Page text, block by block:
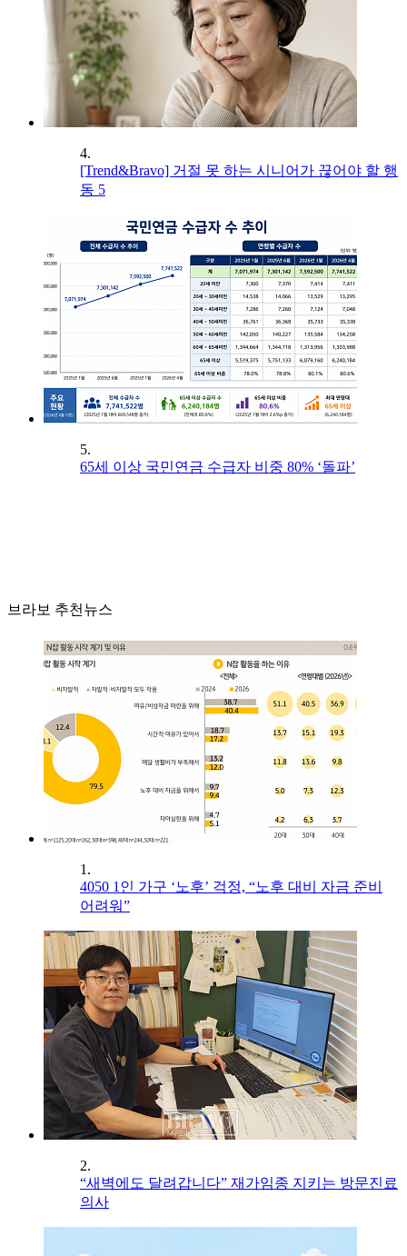
4.
[Trend&Bravo] 거절 못 하는 시니어가 끊어야 할 행
동 5
5.
65세 이상 국민연금 수급자 비중 80% ‘돌파’
브라보 추천뉴스
1.
4050 1인 가구 ‘노후’ 걱정, “노후 대비 자금 준비
어려워”
2.
“새벽에도 달려갑니다” 재가임종 지키는 방문진료
의사